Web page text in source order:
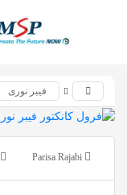
خود به اشتراک بگذارید.
فیبر نوری
Parisa Rajabi
به اشتراک بگذارید.